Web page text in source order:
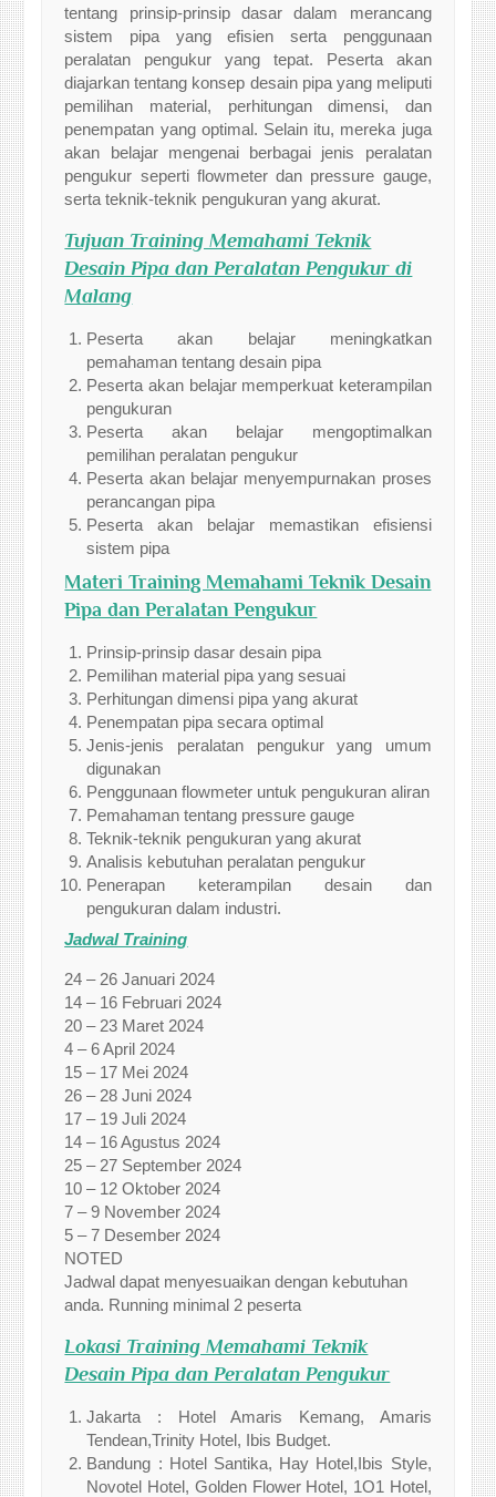
tentang prinsip-prinsip dasar dalam merancang
sistem pipa yang efisien serta penggunaan
peralatan pengukur yang tepat. Peserta akan
diajarkan tentang konsep desain pipa yang meliputi
pemilihan material, perhitungan dimensi, dan
penempatan yang optimal. Selain itu, mereka juga
akan belajar mengenai berbagai jenis peralatan
pengukur seperti flowmeter dan pressure gauge,
serta teknik-teknik pengukuran yang akurat.
Tujuan Training Memahami Teknik
Desain Pipa dan Peralatan Pengukur di
Malang
Peserta akan belajar meningkatkan
pemahaman tentang desain pipa
Peserta akan belajar memperkuat keterampilan
pengukuran
Peserta akan belajar mengoptimalkan
pemilihan peralatan pengukur
Peserta akan belajar menyempurnakan proses
perancangan pipa
Peserta akan belajar memastikan efisiensi
sistem pipa
Materi Training Memahami Teknik Desain
Pipa dan Peralatan Pengukur
Prinsip-prinsip dasar desain pipa
Pemilihan material pipa yang sesuai
Perhitungan dimensi pipa yang akurat
Penempatan pipa secara optimal
Jenis-jenis peralatan pengukur yang umum
digunakan
Penggunaan flowmeter untuk pengukuran aliran
Pemahaman tentang pressure gauge
Teknik-teknik pengukuran yang akurat
Analisis kebutuhan peralatan pengukur
Penerapan keterampilan desain dan
pengukuran dalam industri.
Jadwal Training
24 – 26 Januari 2024
14 – 16 Februari 2024
20 – 23 Maret 2024
4 – 6 April 2024
15 – 17 Mei 2024
26 – 28 Juni 2024
17 – 19 Juli 2024
14 – 16 Agustus 2024
25 – 27 September 2024
10 – 12 Oktober 2024
7 – 9 November 2024
5 – 7 Desember 2024
NOTED
Jadwal dapat menyesuaikan dengan kebutuhan
anda. Running minimal 2 peserta
Lokasi Training Memahami Teknik
Desain Pipa dan Peralatan Pengukur
Jakarta : Hotel Amaris Kemang, Amaris
Tendean,Trinity Hotel, Ibis Budget.
Bandung : Hotel Santika, Hay Hotel,Ibis Style,
Novotel Hotel, Golden Flower Hotel, 1O1 Hotel,